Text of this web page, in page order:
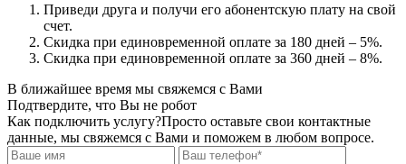
Приведи друга и получи его абонентскую плату на свой
счет.
Скидка при единовременной оплате за 180 дней – 5%.
Скидка при единовременной оплате за 360 дней – 8%.
В ближайшее время мы свяжемся с Вами
Подтвердите, что Вы не робот
Как подключить услугу?Просто оставьте свои контактные
данные, мы свяжемся с Вами и поможем в любом вопросе.